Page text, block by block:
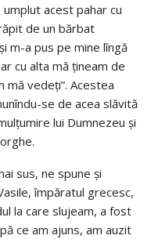
umplut acest pahar cu
de un bărbat
m-a pus pe mine lîngă
cu alta mă ţineam de
mă vedeţi”. Acestea
se de acea slăvită
lui Dumnezeu şi
sus, ne spune şi
împăratul grecesc,
la care slujeam, a fost
ce am ajuns, am auzit